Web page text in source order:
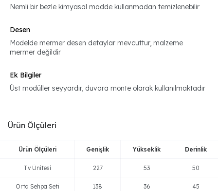
Nemli bir bezle kimyasal madde kullanmadan temizlenebilir
Desen
Modelde mermer desen detaylar mevcuttur, malzeme
mermer değildir
Ek Bilgiler
Üst modüller seyyardır, duvara monte olarak kullanılmaktadır
Ürün Ölçüleri
Ürün Ölçüleri Genişlik Yükseklik Derinlik
Tv Ünitesi 227 53 50
Orta Sehpa Seti 138 36 45